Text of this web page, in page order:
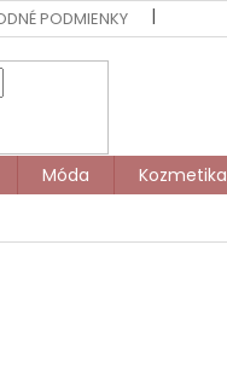
PODMIENKY
Móda Kozmetika